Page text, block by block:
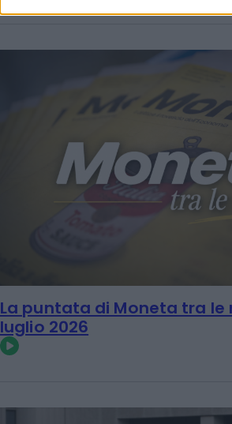
La puntata di Moneta tra le
luglio 2026